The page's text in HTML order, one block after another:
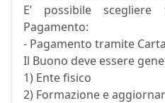
E’ possibile
Pagamento:
- Pagamento tramite
Il Buono deve essere
1) Ente fisico
2) Formazione e